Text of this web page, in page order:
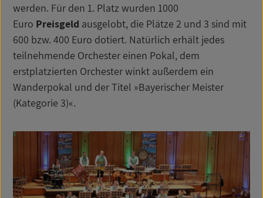
werden. Für den 1. Platz wurden 1000
Euro Preisgeld ausgelobt, die Plätze 2 und 3 sind mit
600 bzw. 400 Euro dotiert. Natürlich erhält jedes
teilnehmende Orchester einen Pokal, dem
erstplatzierten Orchester winkt außerdem ein
Wanderpokal und der Titel »Bayerischer Meister
(Kategorie 3)«.